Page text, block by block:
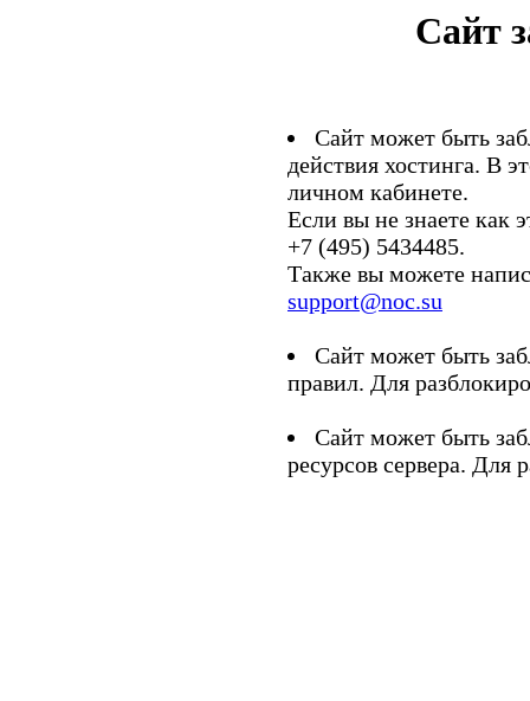
Сайт
Сайт может быть
действия хостинга. В
личном кабинете.
Если вы не знаете как
+7 (495) 5434485.
Также вы можете
support@noc.su
Сайт может быть
правил. Для
Сайт может быть
ресурсов сервера. Для